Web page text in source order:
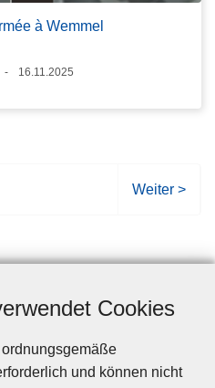
Cookies
und können nicht
à Wemmel
16.11.2025
N
h
t
e
Weiter >